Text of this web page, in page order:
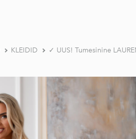
KLEIDID ✓ UUS! Tumesinine